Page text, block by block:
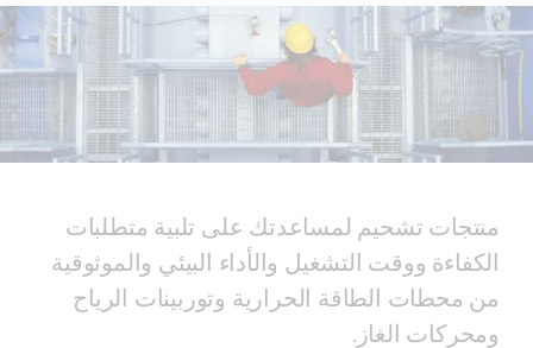
منتجات تشحيم لمساعدتك على تلبية متطلبات
الكفاءة ووقت التشغيل والأداء البيئي والموثوقية
من محطات الطاقة الحرارية وتوربينات الرياح
ومحركات الغاز.